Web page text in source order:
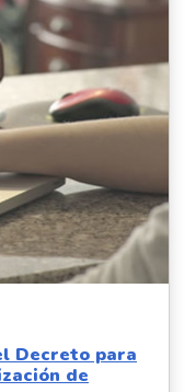
Decreto para
de